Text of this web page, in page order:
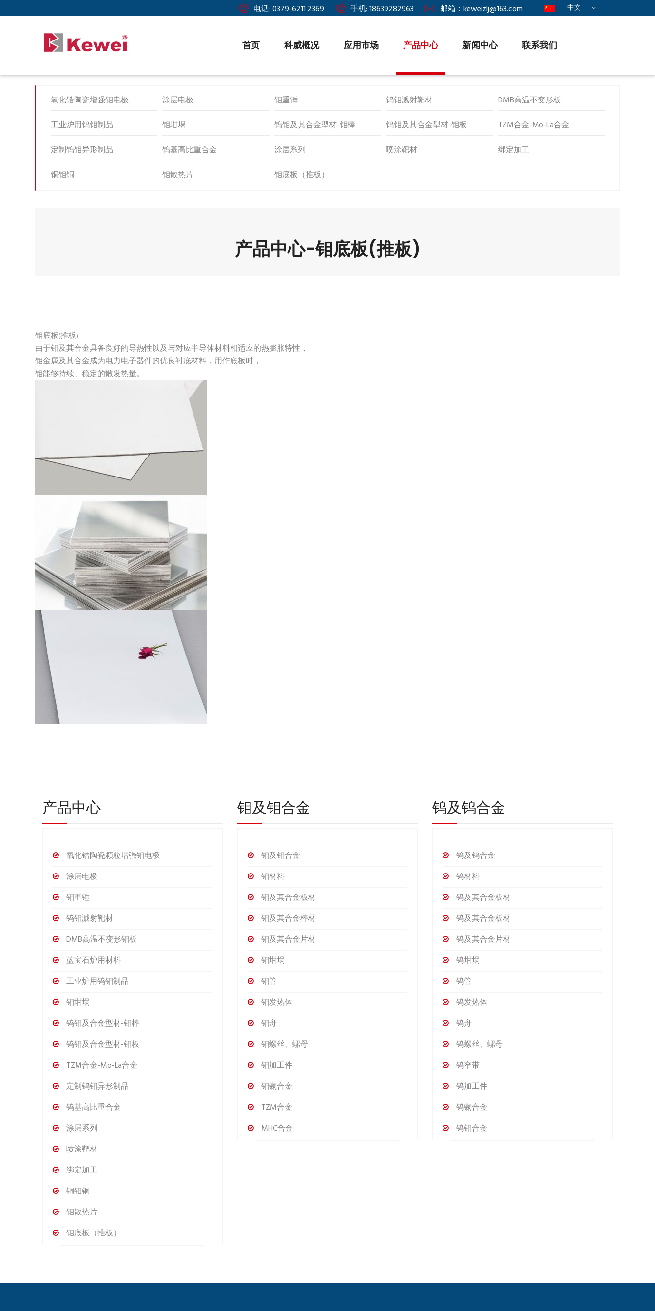
电话: 0379-6211 2369 手机: 18639282963 邮箱： keweizlj@163.com 中文 »
首页 科威概况 应用市场 产品中心 新闻中心 联系我们
氧化锆陶瓷增强钼电极 涂层电极 钼重锤 钨钼溅射靶材
DMB高温不变形板
工业炉用钨钼制品
钼坩埚 钨钼及其合金型材-钼棒 钨钼及其合金型材-钼板
TZM合金-Mo-La合金
定制钨钼异形制品
钨基高比重合金 涂层系列 喷涂靶材
绑定加工
铜钼铜
钼散热片 钼底板（推板）
产品中心-钼底板(推板)
钼底板(推板)
由于钼及其合金具备良好的导热性以及与对应半导体材料相适应的热膨胀特性，
钼金属及其合金成为电力电子器件的优良衬底材料，用作底板时，
钼能够持续、稳定的散发热量。
产品中心
氧化锆陶瓷颗粒增强钼电极
涂层电极
钼重锤
钨钼溅射靶材
DMB高温不变形钼板
蓝宝石炉用材料
工业炉用钨钼制品
钼坩埚
钨钼及合金型材-钼棒
钨钼及合金型材-钼板
TZM合金-Mo-La合金
定制钨钼异形制品
钨基高比重合金
涂层系列
喷涂靶材
绑定加工
铜钼铜
钼散热片
钼底板（推板）
钼及钼合金
钼及钼合金
钼材料
钼及其合金板材
钼及其合金棒材
钼及其合金片材
钼坩埚
钼管
钼发热体
钼舟
钼螺丝、螺母
钼加工件
钼镧合金
TZM合金
MHC合金
钨及钨合金
钨及钨合金
钨材料
钨及其合金板材
钨及其合金板材
钨及其合金片材
钨坩埚
钨管
钨发热体
钨舟
钨螺丝、螺母
钨窄带
钨加工件
钨镧合金
钨钼合金